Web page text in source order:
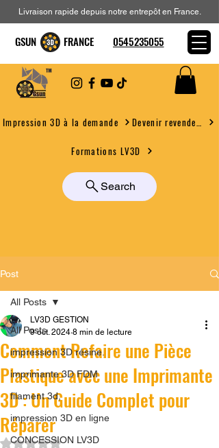
Impression 3D à la demande
Formations LV3D
Search
Livraison rapide depuis notre entrepôt en France.
GSUN FRANCE 0545235055
Post
All Posts
impression 3D résine.
imprimante 3D FDM
filament 3d,
impression 3D en ligne
CONCESSION LV3D
All Posts
Comment Refaire une Pièce
Plastique avec une Imprimante
3D : Un Guide Complet pour
Réparer
LV3D GESTION
9 oct. 2024 8 min de lecture
Noté NaN étoiles sur 5.